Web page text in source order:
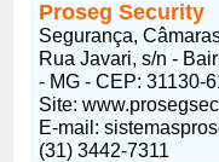
Proseg Security
Segurança,
Rua Javari, s/n -
- MG - CEP: 31130-
Site:
E-mail:
(31) 3442-7311